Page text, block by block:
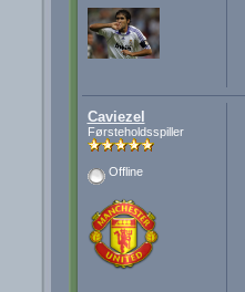
Caviezel
Førsteholdsspiller
Offline